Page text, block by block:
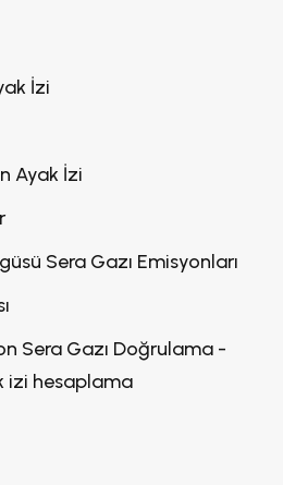
İzi
Ayak İzi
Sera Gazı Emisyonları
Sera Gazı Doğrulama -
izi hesaplama